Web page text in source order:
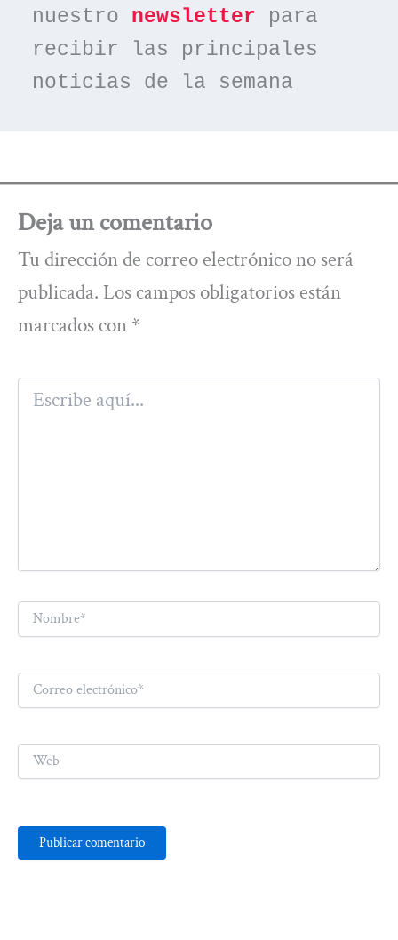
nuestro newsletter para
recibir las principales
noticias de la semana
Deja un comentario
Tu dirección de correo electrónico no será
publicada. Los campos obligatorios están
marcados con *
Escribe
aquí...
Nombre*
Correo
electrónico*
Web